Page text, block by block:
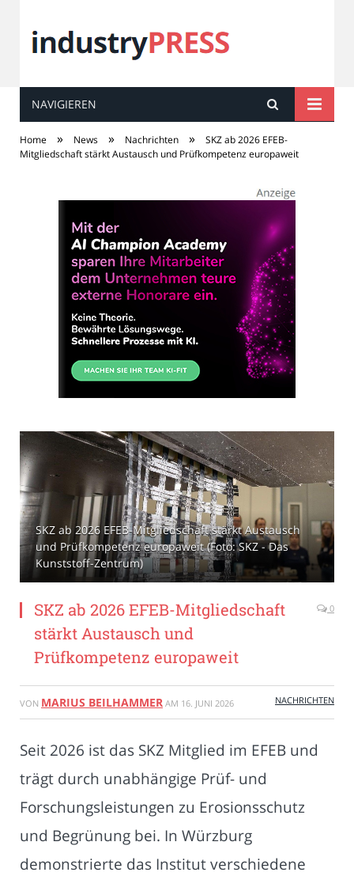
industryPRESS
NAVIGIEREN
Home » News » Nachrichten »
SKZ ab 2026 EFEB-
Mitgliedschaft stärkt Austausch und Prüfkompetenz europaweit
SKZ ab 2026 EFEB-Mitgliedschaft stärkt Austausch
und Prüfkompetenz europaweit (Foto: SKZ - Das
Kunststoff-Zentrum)
SKZ ab 2026 EFEB-Mitgliedschaft
stärkt Austausch und
Prüfkompetenz europaweit
0
VON MARIUS BEILHAMMER AM 16. JUNI 2026 NACHRICHTEN
Seit 2026 ist das SKZ Mitglied im EFEB und
trägt durch unabhängige Prüf- und
Forschungsleistungen zu Erosionsschutz
und Begrünung bei. In Würzburg
demonstrierte das Institut verschiedene